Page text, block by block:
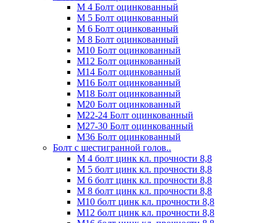
М 4 Болт оцинкованный
М 5 Болт оцинкованный
М 6 Болт оцинкованный
М 8 Болт оцинкованный
М10 Болт оцинкованный
М12 Болт оцинкованный
М14 Болт оцинкованный
М16 Болт оцинкованный
М18 Болт оцинкованный
М20 Болт оцинкованный
М22-24 Болт оцинкованный
М27-30 Болт оцинкованный
М36 Болт оцинкованный
Болт с шестигранной голов..
М 4 болт цинк кл. прочности 8,8
М 5 болт цинк кл. прочности 8,8
М 6 болт цинк кл. прочности 8,8
М 8 болт цинк кл. прочности 8,8
М10 болт цинк кл. прочности 8,8
М12 болт цинк кл. прочности 8,8